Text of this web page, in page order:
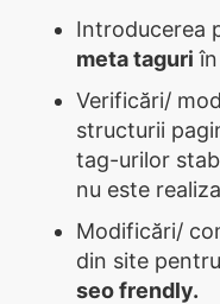
Introducerea
meta taguri
Verificări/
structurii
tag-urilor
nu este
Modificări/
din site
seo frendly.